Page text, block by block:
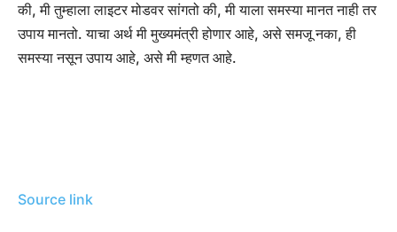
की, मी तुम्हाला लाइटर मोडवर सांगतो की, मी याला समस्या मानत नाही तर
उपाय मानतो. याचा अर्थ मी मुख्यमंत्री होणार आहे, असे समजू नका, ही
समस्या नसून उपाय आहे, असे मी म्हणत आहे.
Source link